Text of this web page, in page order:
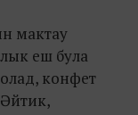
мактау
еш була
конфет